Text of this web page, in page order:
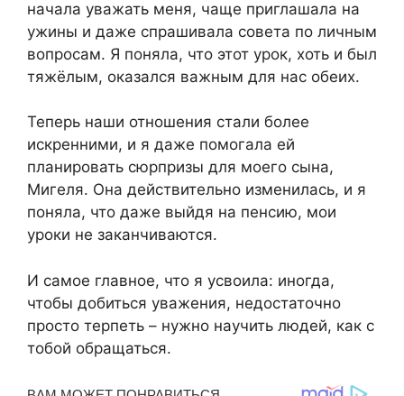
начала уважать меня, чаще приглашала на
ужины и даже спрашивала совета по личным
вопросам. Я поняла, что этот урок, хоть и был
тяжёлым, оказался важным для нас обеих.
Теперь наши отношения стали более
искренними, и я даже помогала ей
планировать сюрпризы для моего сына,
Мигеля. Она действительно изменилась, и я
поняла, что даже выйдя на пенсию, мои
уроки не заканчиваются.
И самое главное, что я усвоила: иногда,
чтобы добиться уважения, недостаточно
просто терпеть – нужно научить людей, как с
тобой обращаться.